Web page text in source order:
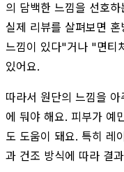
의 담백한 느낌을 선호
실제 리뷰를 살펴보면
느낌이 있다"거나 "면티
있어요.
따라서 원단의 느낌을
에 둬야 해요. 피부가 예
도 도움이 돼요. 특히 레
과 건조 방식에 따라 결